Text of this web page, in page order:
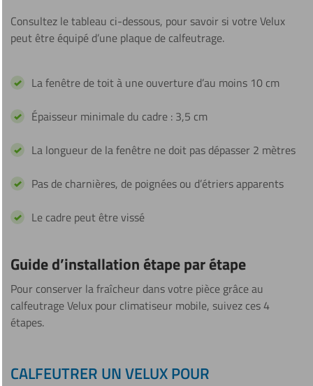
Consultez le tableau ci-dessous, pour savoir si votre Velux
peut être équipé d’une plaque de calfeutrage.
La fenêtre de toit à une ouverture d’au moins 10 cm
Épaisseur minimale du cadre : 3,5 cm
La longueur de la fenêtre ne doit pas dépasser 2 mètres
Pas de charnières, de poignées ou d’étriers apparents
Le cadre peut être vissé
Guide d’installation étape par étape
Pour conserver la fraîcheur dans votre pièce grâce au
calfeutrage Velux pour climatiseur mobile, suivez ces 4
étapes.
CALFEUTRER UN VELUX POUR